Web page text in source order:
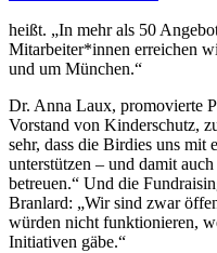
heißt. „In mehr als 50
Mitarbeiter*innen erreichen
und um München.“
Dr. Anna Laux, promovierte
Vorstand von Kinderschutz,
sehr, dass die Birdies uns mit
unterstützen – und damit
betreuen.“ Und die
Branlard: „Wir sind zwar
würden nicht funktionieren,
Initiativen gäbe.“